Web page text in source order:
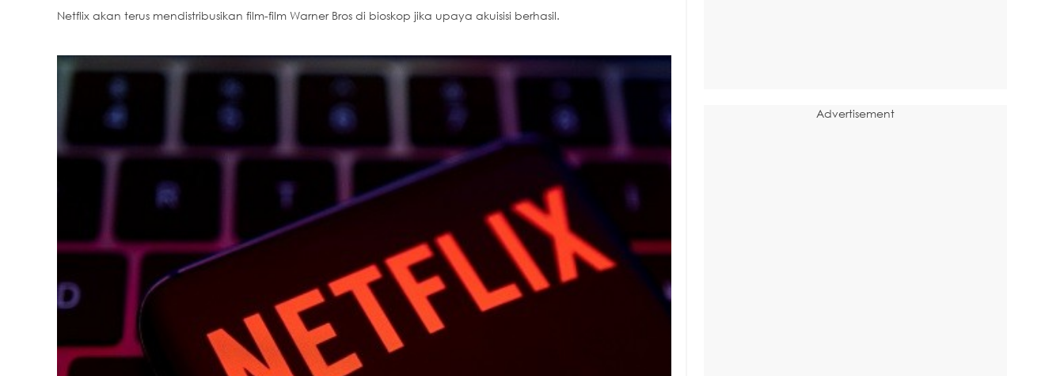
Netflix akan terus mendistribusikan film-film Warner Bros di bioskop jika upaya akuisisi berhasil.
Advertisement